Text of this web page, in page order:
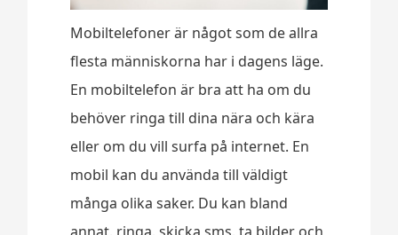
Mobiltelefoner är något som de allra
flesta människorna har i dagens läge.
En mobiltelefon är bra att ha om du
behöver ringa till dina nära och kära
eller om du vill surfa på internet. En
mobil kan du använda till väldigt
många olika saker. Du kan bland
annat, ringa, skicka sms, ta bilder och